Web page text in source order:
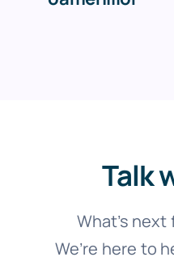
Talk
What’s
We’re here to